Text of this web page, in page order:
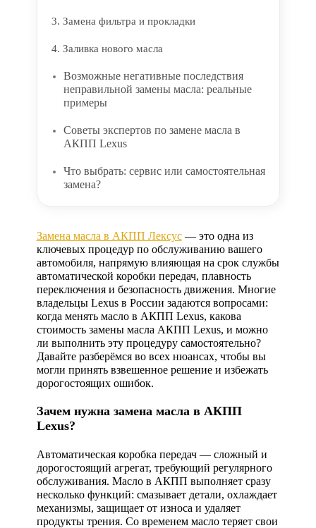
3. Замена фильтра и прокладки
4. Заливка нового масла
Возможные негативные последствия
неправильной замены масла: реальные
примеры
Советы экспертов по замене масла в
АКПП Lexus
Что выбрать: сервис или самостоятельная
замена?
Замена масла в АКПП Лексус— это одна из
ключевых процедур по обслуживанию вашего
автомобиля, напрямую влияющая на срок службы
автоматической коробки передач, плавность
переключения и безопасность движения. Многие
владельцы Lexus в России задаются вопросами:
когда менять масло в АКПП Lexus, какова
стоимость замены масла АКПП Lexus, и можно
ли выполнить эту процедуру самостоятельно?
Давайте разберёмся во всех нюансах, чтобы вы
могли принять взвешенное решение и избежать
дорогостоящих ошибок.
Зачем нужна замена масла в АКПП
Lexus?
Автоматическая коробка передач — сложный и
дорогостоящий агрегат, требующий регулярного
обслуживания. Масло в АКПП выполняет сразу
несколько функций: смазывает детали, охлаждает
механизмы, защищает от износа и удаляет
продукты трения. Со временем масло теряет свои